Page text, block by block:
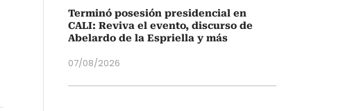
Terminó posesión presidencial en
CALI: Reviva el evento, discurso de
Abelardo de la Espriella y más
07/08/2026